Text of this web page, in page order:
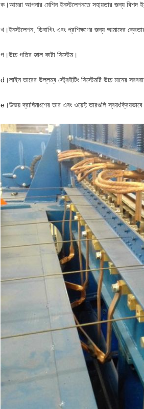
ক।আমরা আপনার মেশিন ইনস্টলেশনতে সহায়তার জন্য বিশদ
খ।ইনস্টলেশন, ডিবাগিং এবং প্রশিক্ষণের জন্য আমাদের ক্রেতার
গ।উচ্চ গতির জাল কাটা সিস্টেম।
d।লাইন তারের উল্লম্ব স্ট্রেইটিং সিস্টেমটি উচ্চ মানের
e।উভয় দ্রাঘিমাংশের তার এবং ওয়েফ্ট তারগুলি